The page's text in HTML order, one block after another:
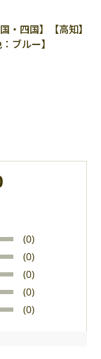
・四国】【高知】
ブルー】
(0)
(0)
(0)
(0)
(0)